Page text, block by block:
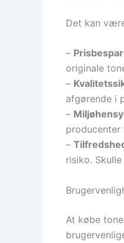
Det kan
–
originale
–
afgørende i
–
–
risiko.
At købe